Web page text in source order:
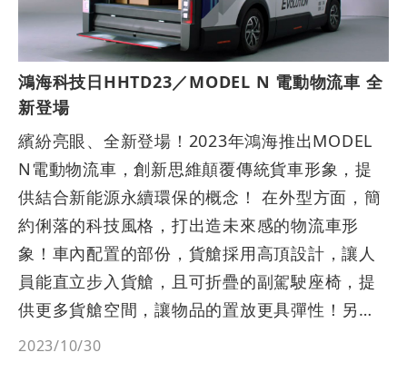
鴻海科技日HHTD23／MODEL N 電動物流車 全
新登場
繽紛亮眼、全新登場！2023年鴻海推出MODEL
N電動物流車，創新思維顛覆傳統貨車形象，提
供結合新能源永續環保的概念！ 在外型方面，簡
約俐落的科技風格，打出造未來感的物流車形
象！車內配置的部份，貨艙採用高頂設計，讓人
員能直立步入貨艙，且可折疊的副駕駛座椅，提
供更多貨艙空間，讓物品的置放更具彈性！另外
在安全上，一鍵開啟電動後捲門、兩側及後方設
2023/10/30